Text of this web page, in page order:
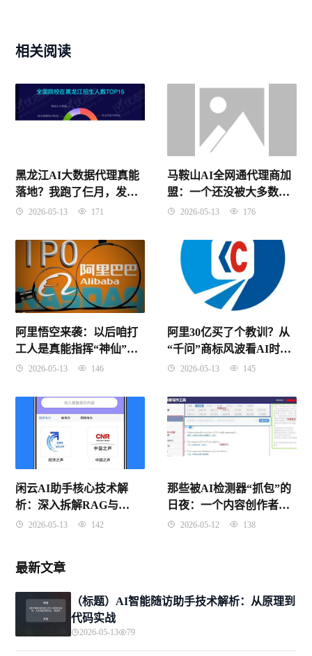
相关阅读
黑龙江AI大数据代理真能
落地？我跑了仨月，发现
水挺深！
2026-05-13 171
马鞍山AI全网通代理商加
盟：一个还没被大多数人
发现的好机会！
2026-05-13 176
阿里悟空来袭：以后咱打
工人是真能指挥“神仙”同
事了？
2026-05-13 146
阿里30亿买了个教训？从
“千问”商标风波看AI时代
的品牌保卫战
2026-05-13 145
闲云AI助手核心技术解
析：深入拆解RAG与
Agent架构原理
2026-05-13 142
那些被AI检测器“抓包”的
日夜：一个内容创作者的
血泪自救指南
2026-05-12 138
最新文章
（标题）AI智能随访助手技术解析：从原理到
代码实战
2026-05-13 79